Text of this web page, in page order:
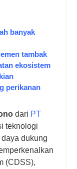
banyak
tambak
ekosistem
perikanan
dari PT
teknologi
dukung
(CDSS),